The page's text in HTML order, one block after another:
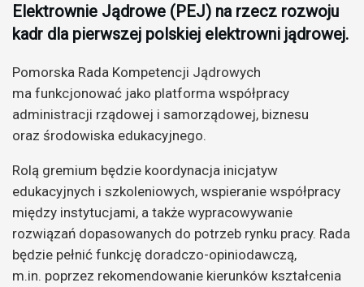
Elektrownie Jądrowe (PEJ) na rzecz rozwoju
kadr dla pierwszej polskiej elektrowni jądrowej.
Pomorska Rada Kompetencji Jądrowych
ma funkcjonować jako platforma współpracy
administracji rządowej i samorządowej, biznesu
oraz środowiska edukacyjnego.
Rolą gremium będzie koordynacja inicjatyw
edukacyjnych i szkoleniowych, wspieranie współpracy
między instytucjami, a także wypracowywanie
rozwiązań dopasowanych do potrzeb rynku pracy. Rada
będzie pełnić funkcję doradczo-opiniodawczą,
m.in. poprzez rekomendowanie kierunków kształcenia